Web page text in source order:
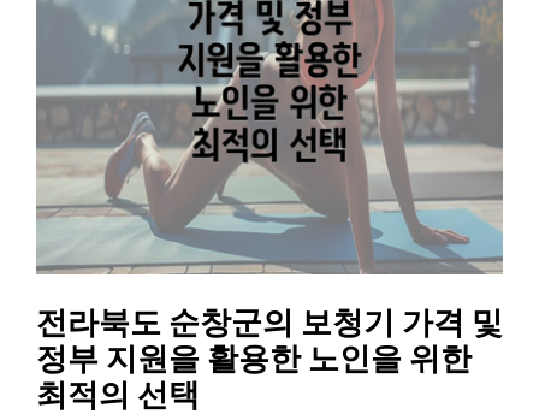
전라북도 순창군의 보청기 가격 및
정부 지원을 활용한 노인을 위한
최적의 선택